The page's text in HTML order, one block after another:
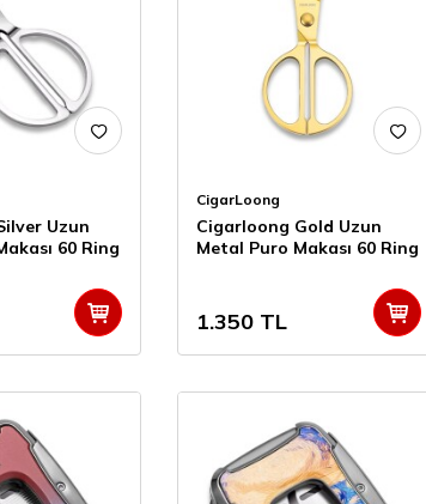
Uzun
60 Ring
CigarLoong
Cigarloong Gold Uzun
Metal Puro Makası 60 Ring
1.350 TL